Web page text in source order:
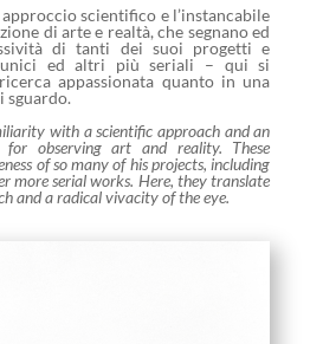
scientifico e l’instancabile
di arte e realtà, che segnano ed
di tanti dei suoi progetti e
ed altri più seriali – qui si
appassionata quanto in una
sguardo.
with a scientific approach and an
for observing art and reality. These
of so many of his projects, including
more serial works. Here, they translate
and a radical vivacity of the eye.